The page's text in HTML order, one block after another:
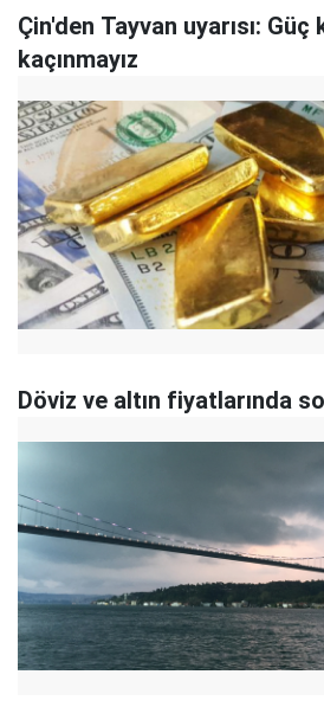
Çin'den Tayvan uyarısı:
kaçınmayız
Döviz ve altın fiyatlarında